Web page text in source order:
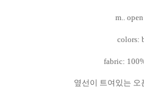
m..
colors:
fabric:
옆선이 트여있는 오